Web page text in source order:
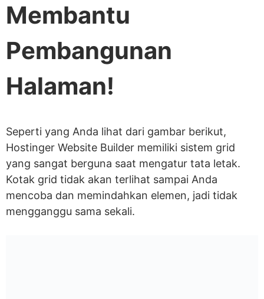
Membantu
Pembangunan
Halaman!
Seperti yang Anda lihat dari gambar berikut,
Hostinger Website Builder memiliki sistem grid
yang sangat berguna saat mengatur tata letak.
Kotak grid tidak akan terlihat sampai Anda
mencoba dan memindahkan elemen, jadi tidak
mengganggu sama sekali.